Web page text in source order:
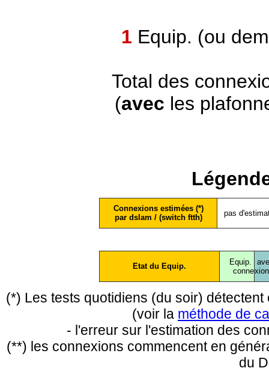
1 Equip. (ou
Total des
(avec les
Connexions estimées (*)
par dslam / (switch ftth)
pas
Etat du Equip.
Equip.
conne
(*) Les tests quotidiens (du soir)
(voir la méthode de
- l'erreur sur l'estimation des
(**) les connexions commencent en
du